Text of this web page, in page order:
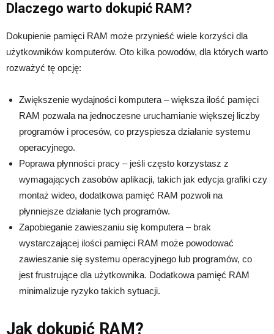
Dlaczego warto dokupić RAM?
Dokupienie pamięci RAM może przynieść wiele korzyści dla
użytkowników komputerów. Oto kilka powodów, dla których warto
rozważyć tę opcję:
Zwiększenie wydajności komputera – większa ilość pamięci
RAM pozwala na jednoczesne uruchamianie większej liczby
programów i procesów, co przyspiesza działanie systemu
operacyjnego.
Poprawa płynności pracy – jeśli często korzystasz z
wymagających zasobów aplikacji, takich jak edycja grafiki czy
montaż wideo, dodatkowa pamięć RAM pozwoli na
płynniejsze działanie tych programów.
Zapobieganie zawieszaniu się komputera – brak
wystarczającej ilości pamięci RAM może powodować
zawieszanie się systemu operacyjnego lub programów, co
jest frustrujące dla użytkownika. Dodatkowa pamięć RAM
minimalizuje ryzyko takich sytuacji.
Jak dokupić RAM?